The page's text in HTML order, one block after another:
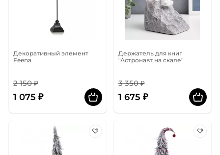
Декоративный элемент
Feena
2 150 ₽
1 075 ₽
Держатель для книг
"Астронавт на скале"
3 350 ₽
1 675 ₽